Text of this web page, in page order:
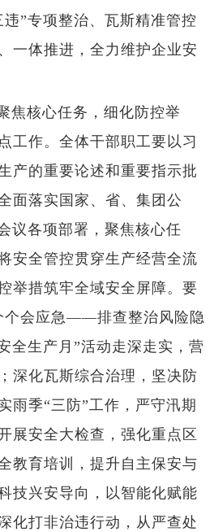
”专项整治、瓦斯精准管控
一体推进，全力维护企业安
焦核心任务，细化防控举
工作。全体干部职工要以习
产的重要论述和重要指示批
面落实国家、省、集团公
议各项部署，聚焦核心任
安全管控贯穿生产经营全流
举措筑牢全域安全屏障。要
个会应急——排查整治风险隐
全生产月”活动走深走实，营
深化瓦斯综合治理，坚决防
雨季“三防”工作，严守汛期
展安全大检查，强化重点区
教育培训，提升自主保安与
技兴安导向，以智能化赋能
化打非治违行动，从严查处